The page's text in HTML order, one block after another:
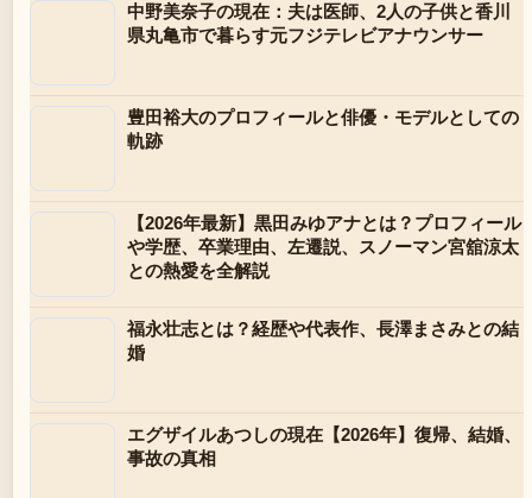
中野美奈子の現在：夫は医師、2人の子供と香川
県丸亀市で暮らす元フジテレビアナウンサー
豊田裕大のプロフィールと俳優・モデルとしての
軌跡
【2026年最新】黒田みゆアナとは？プロフィール
や学歴、卒業理由、左遷説、スノーマン宮舘涼太
との熱愛を全解説
福永壮志とは？経歴や代表作、長澤まさみとの結
婚
エグザイルあつしの現在【2026年】復帰、結婚、
事故の真相